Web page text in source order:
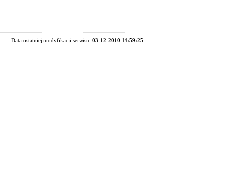
Data ostatniej modyfikacji serwisu: 03-12-2010 14:59:25